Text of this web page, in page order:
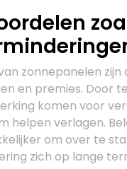
zonnepanelen
en premies. Door
komen voor
helpen verlagen.
om over te
zich op lange